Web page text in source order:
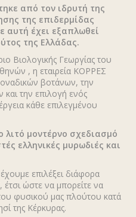
RU
από τον ιδρυτή της
της επιδερμίδας
αυτή έχει εξαπλωθεί
της Ελλάδας.
Βιολογικής Γεωργίας του
, η εταιρεία ΚΟΡΡΕΣ
βοτάνων, την
την επιλογή ενός
κάθε επιλεγμένου
λιτό μοντέρνο σχεδιασμό
ελληνικές μυρωδιές και
έχουμε επιλέξει διάφορα
ώστε να μπορείτε να
φυσικού μας πλούτου κατά
της Κέρκυρας.